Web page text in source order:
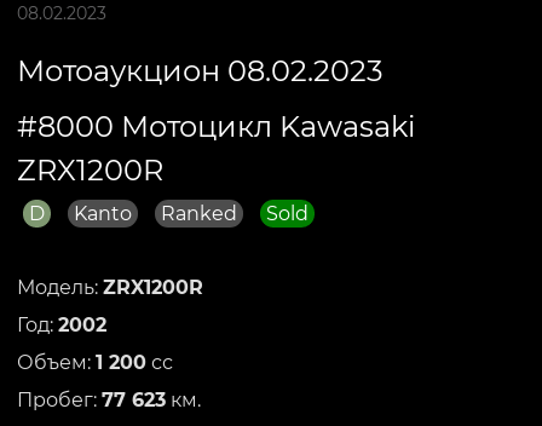
08.02.2023
Мотоаукцион 08.02.2023
#8000 Мотоцикл Kawasaki
ZRX1200R
D Kanto Ranked Sold
Модель: ZRX1200R
Год: 2002
Объем: 1 200 сс
Пробег: 77 623 км.